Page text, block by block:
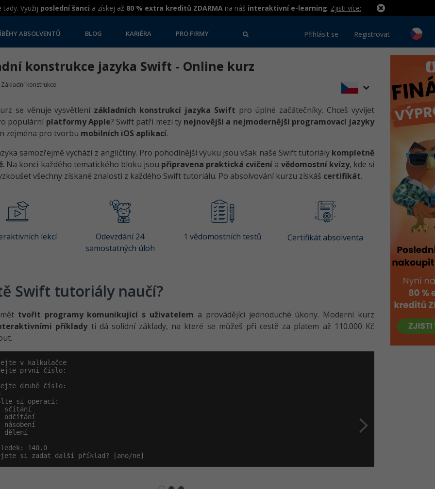
Využij poslední šanci a získej až 80 % extra kreditů ZDARMA na náš interaktivní e-learning. Zjisti více:
ABSOLVENTŮ BLOG KARIÉRA PRO FIRMY Přihlásit se Registrovat
konstrukce jazyka Swift - Online kurz
Základní konstrukce
se věnuje vysvětlení základních konstrukcí jazyka Swift pro úplné začátečníky. Chceš vyvíjet
populární platformy Apple? Swift patří mezi ty nejnovější a nejmodernější programovací jazyky
zejména pro tvorbu mobilních iOS aplikací.
samozřejmě vychází z angličtiny. Pro pohodlnější výuku jsou však naše Swift tutoriály kompletně
. Na konci každého tematického bloku jsou připravena praktická cvičení a vědomostní kvízy, kde si
všechny získané znalosti z každého Swift tutoriálu. Po absolvování kurzu získáš certifikát.
lekcí
Odevzdání 24
samostatných úloh
1 vědomostních testů Certifikát absolventa
Swift tutoriály naučí?
tvořit programy komunikující s uživatelem a provádějící jednoduché úkony. Moderní kurz
příkladyti dá solidní základy, na které se můžeš při cestě za platem až 110.000 Kč
v kalkulačce
první číslo:
druhé číslo:
si operaci:
sčítání
odčítání
dělení
140.0
si zadat další příklad? [ano/ne]